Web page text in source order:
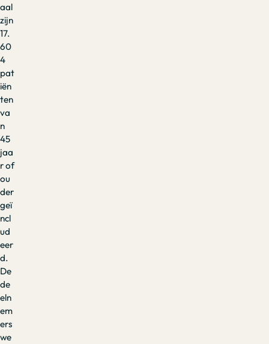
aal
zijn
17.
60
4
pat
iën
ten
va
n
45
jaa
r of
ou
der
geï
ncl
ud
eer
d.
De
de
eln
em
ers
we